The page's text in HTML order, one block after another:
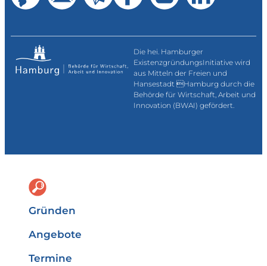
Die hei. Hamburger
ExistenzgründungsInitiative wird
aus Mitteln der Freien und
Hansestadt Hamburg durch die
Behörde für Wirtschaft, Arbeit und
Innovation (BWAI) gefördert.
Gründen
Angebote
Termine